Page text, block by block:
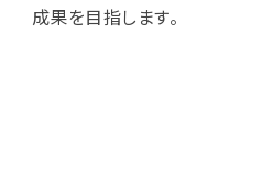
成果を目指します。